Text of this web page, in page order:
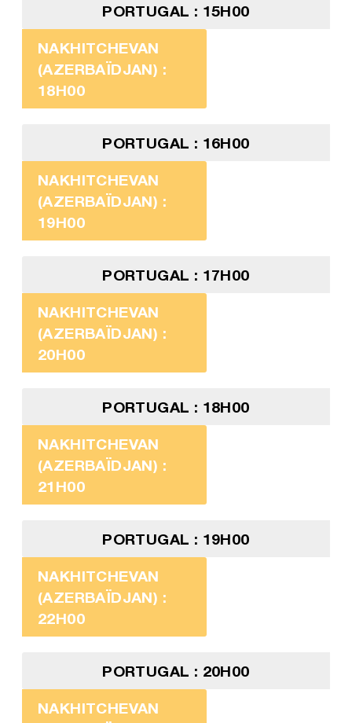
PORTUGAL : 15H00
NAKHITCHEVAN
(AZERBAÏDJAN) :
18H00
PORTUGAL : 16H00
NAKHITCHEVAN
(AZERBAÏDJAN) :
19H00
PORTUGAL : 17H00
NAKHITCHEVAN
(AZERBAÏDJAN) :
20H00
PORTUGAL : 18H00
NAKHITCHEVAN
(AZERBAÏDJAN) :
21H00
PORTUGAL : 19H00
NAKHITCHEVAN
(AZERBAÏDJAN) :
22H00
PORTUGAL : 20H00
NAKHITCHEVAN